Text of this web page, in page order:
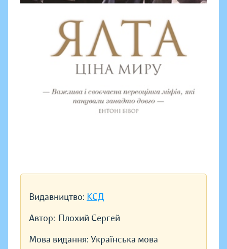
Видавництво: КСД
Автор: Плохий Сергей
Мова видання: Українська мова